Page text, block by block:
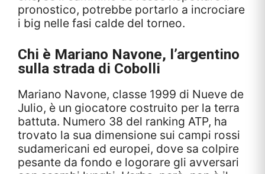
pronostico, potrebbe portarlo a incrociare
i big nelle fasi calde del torneo.
Chi è Mariano Navone, l’argentino
sulla strada di Cobolli
Mariano Navone, classe 1999 di Nueve de
Julio, è un giocatore costruito per la terra
battuta. Numero 38 del ranking ATP, ha
trovato la sua dimensione sui campi rossi
sudamericani ed europei, dove sa colpire
pesante da fondo e logorare gli avversari